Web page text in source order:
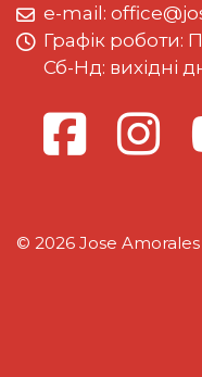
e-mail:
Графiк роботи:
Сб-Нд: вихідні
© 2026 Jose